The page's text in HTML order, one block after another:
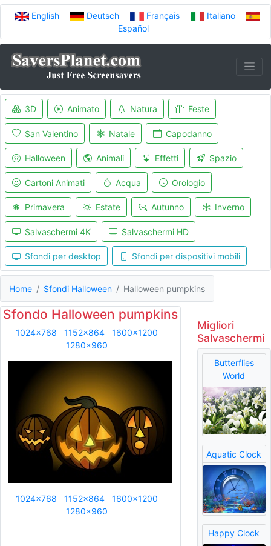
English Deutsch Français
Italiano
Español
3D Animato Natura Feste
San Valentino Natale Capodanno
Halloween Animali Effetti Spazio
Cartoni Animati Acqua Orologio
Primavera Estate Autunno Inverno
Salvaschermi 4K Salvaschermi HD
Sfondi per desktop Sfondi per dispositivi mobili
Home Sfondi Halloween Halloween pumpkins
Sfondo Halloween pumpkins
1024x768 1152x864
1600x1200
1280x960
1024x768 1152x864
1600x1200
1280x960
Migliori
Salvaschermi
Butterflies
World
Aquatic Clock
Happy Clock